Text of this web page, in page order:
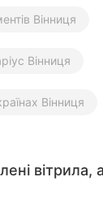
Вінниця
Вінниця
Вінниця
вітрила,